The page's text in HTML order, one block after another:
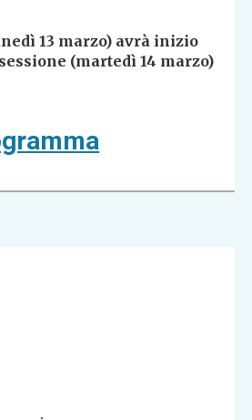
13 marzo) avrà inizio
(martedì 14 marzo)